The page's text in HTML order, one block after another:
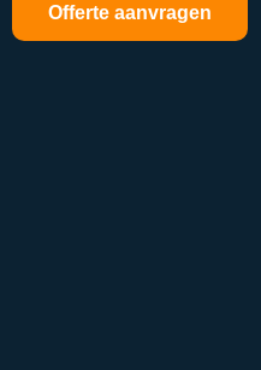
Offerte aanvragen